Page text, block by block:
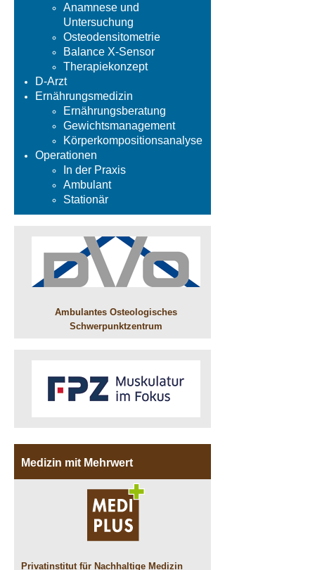
Anamnese und
Untersuchung
Osteodensitometrie
Balance X-Sensor
Therapiekonzept
D-Arzt
Ernährungsmedizin
Ernährungsberatung
Gewichtsmanagement
Körperkompositionsanalyse
Operationen
In der Praxis
Ambulant
Stationär
Ambulantes Osteologisches
Schwerpunktzentrum
Medizin mit Mehrwert
Privatinstitut für Nachhaltige Medizin